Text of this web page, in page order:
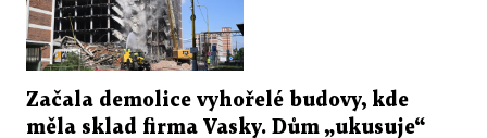
Začala demolice vyhořelé budovy, kde
měla sklad firma Vasky. Dům „ukusuje“